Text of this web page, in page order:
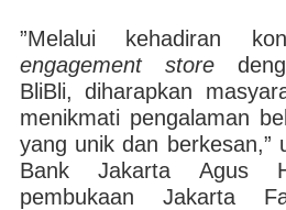
”Melalui kehadiran
engagement store
BliBli, diharapkan
menikmati pengalaman
yang unik dan berkesan,”
Bank Jakarta Agus
pembukaan Jakarta